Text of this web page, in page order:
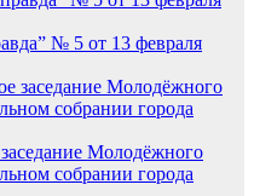
№ 5 от 13 февраля
заседание Молодёжного
собрании города